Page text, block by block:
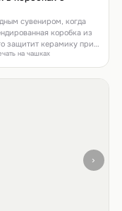
сувениром, когда
коробка из
защитит керамику при
на чашках
›